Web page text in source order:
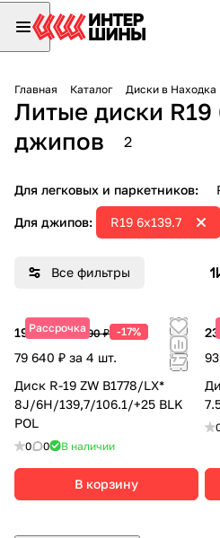
Главная Каталог Диски в Находка
Литые диски R19
джипов
2
Для легковых и паркетников:
Для джипов: R19 6х139.7
Все фильтры
Рассрочка
19 910 ₽23 990 ₽ -17%
79 640 ₽ за 4 шт.
Диск R-19 ZW B1778/LX*
8J/6H/139,7/106.1/+25 BLK
POL
0 0 В наличии
В корзину